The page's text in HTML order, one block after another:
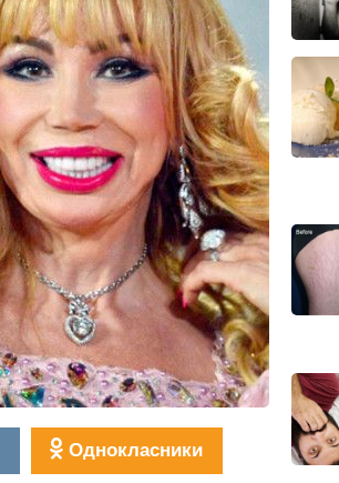
Однокласники